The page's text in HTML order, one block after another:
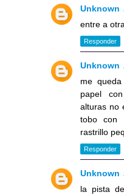
Unknown
entre a
Responder
Unknown
me
papel
alturas no
tobo con
rastrillo
Responder
Unknown
la pista